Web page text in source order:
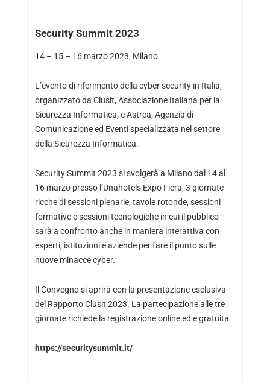
Security Summit 2023
14 – 15 – 16 marzo 2023, Milano
L’evento di riferimento della cyber security in Italia,
organizzato da Clusit, Associazione Italiana per la
Sicurezza Informatica, e Astrea, Agenzia di
Comunicazione ed Eventi specializzata nel settore
della Sicurezza Informatica.
Security Summit 2023 si svolgerà a Milano dal 14 al
16 marzo presso l’Unahotels Expo Fiera, 3 giornate
ricche di sessioni plenarie, tavole rotonde, sessioni
formative e sessioni tecnologiche in cui il pubblico
sarà a confronto anche in maniera interattiva con
esperti, istituzioni e aziende per fare il punto sulle
nuove minacce cyber.
Il Convegno si aprirà con la presentazione esclusiva
del Rapporto Clusit 2023. La partecipazione alle tre
giornate richiede la registrazione online ed è gratuita.
https://securitysummit.it/